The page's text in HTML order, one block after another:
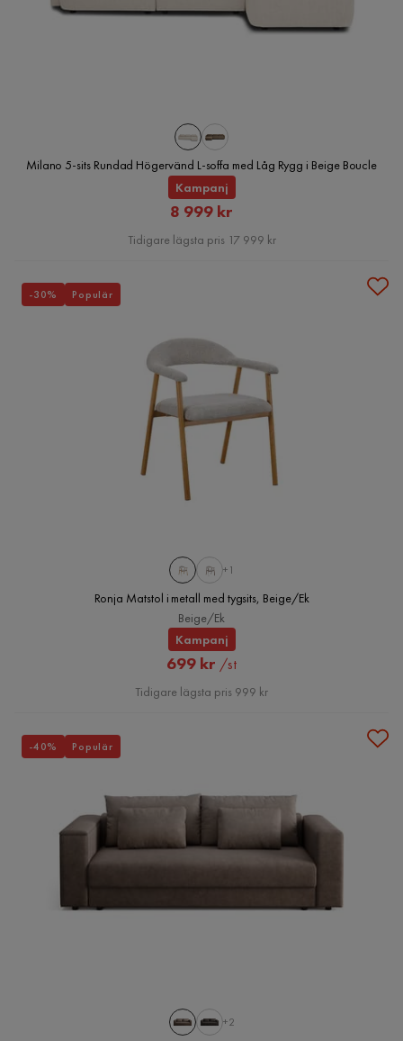
Milano 5-sits Rundad Högervänd L-soffa med Låg Rygg i Beige Boucle
Kampanj
Rabatterat
Pris
8 999 kr
Tidigare lägsta pris 17 999 kr
+1
Ronja Matstol i metall med tygsits, Beige/Ek
Beige/Ek
Kampanj
Rabatterat
Pris
699 kr /st
Tidigare lägsta pris 999 kr
-30% Populär
+2
-40% Populär